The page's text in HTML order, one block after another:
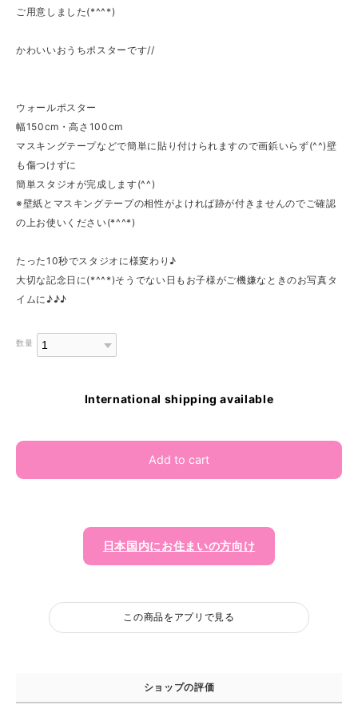
ご用意しました(*^^*)
かわいいおうちポスターです//
ウォールポスター
幅150cm・高さ100cm
マスキングテープなどで簡単に貼り付けられますので画鋲いらず(^^)壁
も傷つけずに
簡単スタジオが完成します(^^)
※壁紙とマスキングテープの相性がよければ跡が付きませんのでご確認
の上お使いください(*^^*)
たった10秒でスタジオに様変わり♪
大切な記念日に(*^^*)そうでない日もお子様がご機嫌なときのお写真タ
イムに♪♪♪
数量
International shipping available
Add to cart
日本国内にお住まいの方向け
この商品をアプリで見る
ショップの評価